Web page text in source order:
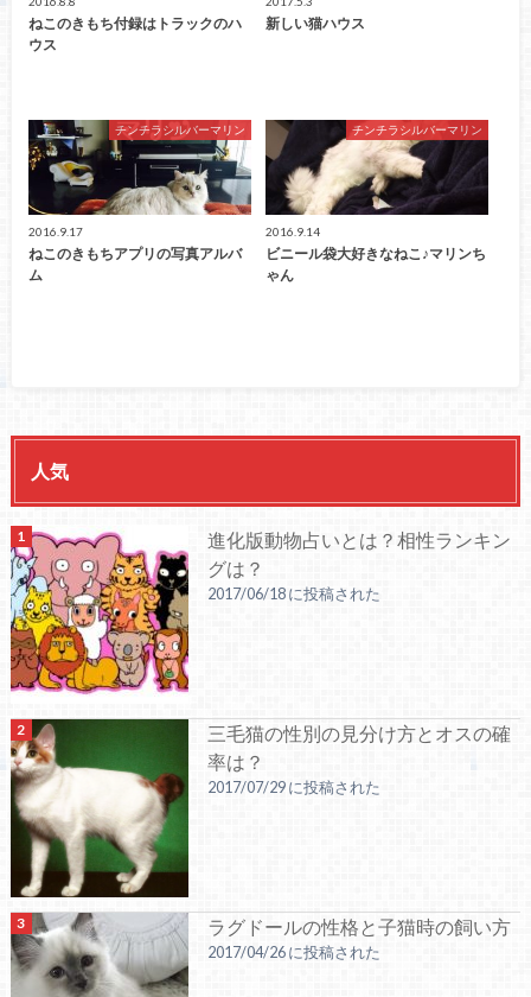
ねこのきもち付録はトラックのハ
ウス
新しい猫ハウス
チンチラシルバーマリン
2016.9.17
ねこのきもちアプリの写真アルバ
ム
チンチラシルバーマリン
2016.9.14
ビニール袋大好きなねこ♪マリンち
ゃん
人気
進化版動物占いとは？相性ランキン
グは？
2017/06/18 に投稿された
三毛猫の性別の見分け方とオスの確
率は？
2017/07/29 に投稿された
ラグドールの性格と子猫時の飼い方
2017/04/26 に投稿された